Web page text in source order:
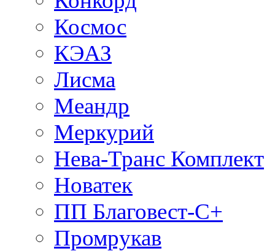
Космос
КЭАЗ
Лисма
Меандр
Меркурий
Нева-Транс Комплект
Новатек
ПП Благовест-С+
Промрукав